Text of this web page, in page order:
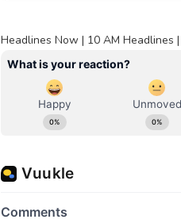
Headlines Now | 10 AM Headlines